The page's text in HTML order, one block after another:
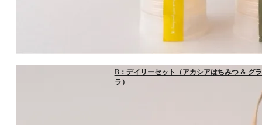
B：デイリーセット（アカシアはちみつ & グ
ラ）